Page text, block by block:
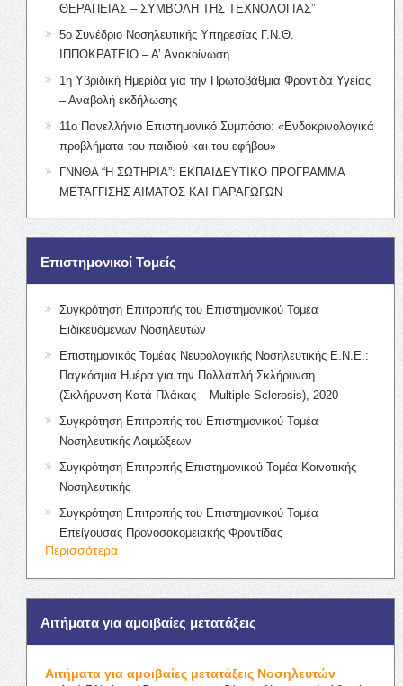
ΘΕΡΑΠΕΙΑΣ – ΣΥΜΒΟΛΗ ΤΗΣ ΤΕΧΝΟΛΟΓΙΑΣ”
5ο Συνέδριο Νοσηλευτικής Υπηρεσίας Γ.Ν.Θ.
ΙΠΠΟΚΡΑΤΕΙΟ – Α’ Ανακοίνωση
1η Υβριδική Ημερίδα για την Πρωτοβάθμια Φροντίδα Υγείας
– Αναβολή εκδήλωσης
11ο Πανελλήνιο Επιστημονικό Συμπόσιο: «Ενδοκρινολογικά
προβλήματα του παιδιού και του εφήβου»
ΓΝΝΘΑ “Η ΣΩΤΗΡΙΑ”: ΕΚΠΑΙΔΕΥΤΙΚΟ ΠΡΟΓΡΑΜΜΑ
ΜΕΤΑΓΓΙΣΗΣ ΑΙΜΑΤΟΣ ΚΑΙ ΠΑΡΑΓΩΓΩΝ
Επιστημονικοί Τομείς
Συγκρότηση Επιτροπής του Επιστημονικού Τομέα
Ειδικευόμενων Νοσηλευτών
Επιστημονικός Τομέας Νευρολογικής Νοσηλευτικής Ε.Ν.Ε.:
Παγκόσμια Ημέρα για την Πολλαπλή Σκλήρυνση
(Σκλήρυνση Κατά Πλάκας – Multiple Sclerosis), 2020
Συγκρότηση Επιτροπής του Επιστημονικού Τομέα
Νοσηλευτικής Λοιμώξεων
Συγκρότηση Επιτροπής Επιστημονικού Τομέα Κοινοτικής
Νοσηλευτικής
Συγκρότηση Επιτροπής του Επιστημονικού Τομέα
Επείγουσας Προνοσοκομειακής Φροντίδας
Περισσότερα
Αιτήματα για αμοιβαίες μετατάξεις
Αιτήματα για αμοιβαίες μετατάξεις Νοσηλευτών